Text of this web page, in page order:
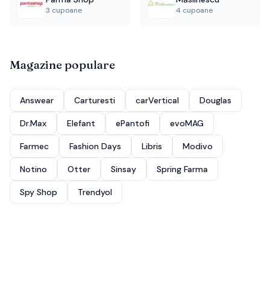
3 cupoane 4 cupoane
Magazine populare
Answear Carturesti carVertical Douglas
Dr.Max Elefant ePantofi evoMAG
Farmec Fashion Days Libris Modivo
Notino Otter Sinsay Spring Farma
Spy Shop Trendyol